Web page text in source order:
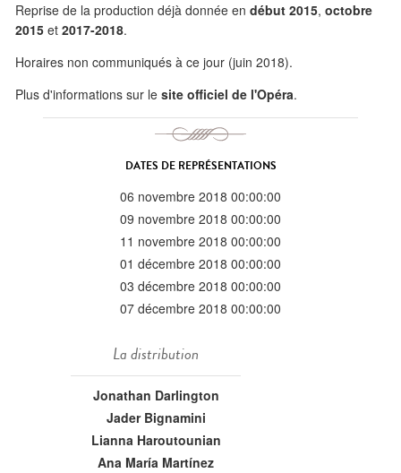
Reprise de la production déjà donnée en début 2015, octobre
2015 et 2017-2018.
Horaires non communiqués à ce jour (juin 2018).
Plus d'informations sur le site officiel de l'Opéra.
DATES DE REPRÉSENTATIONS
06 novembre 2018 00:00:00
09 novembre 2018 00:00:00
11 novembre 2018 00:00:00
01 décembre 2018 00:00:00
03 décembre 2018 00:00:00
07 décembre 2018 00:00:00
La distribution
Jonathan Darlington
Jader Bignamini
Lianna Haroutounian
Ana María Martínez